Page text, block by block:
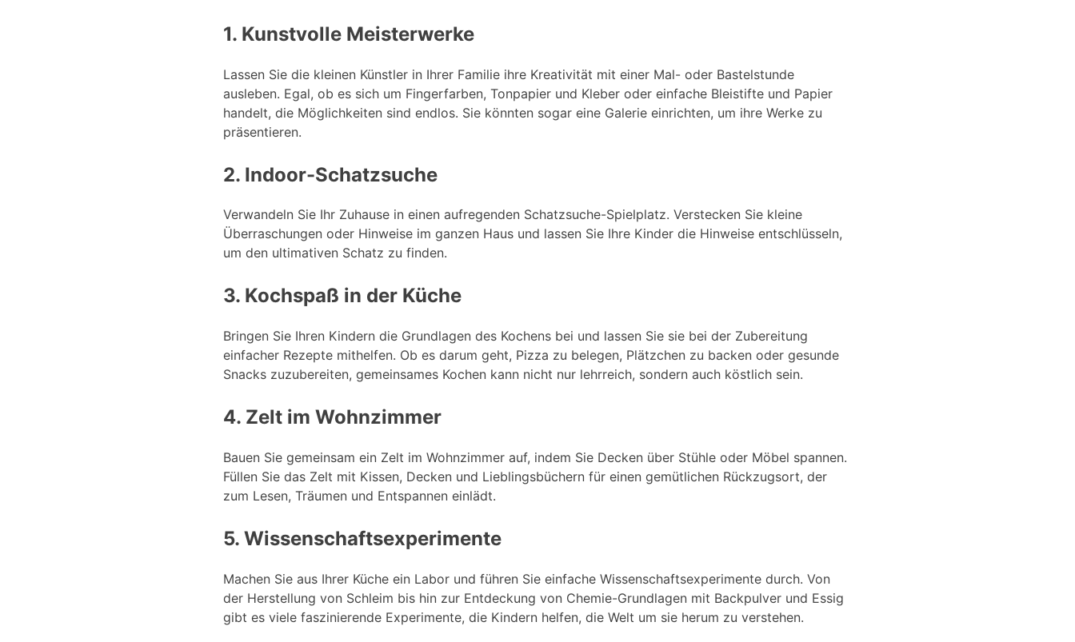
1. Kunstvolle Meisterwerke
Lassen Sie die kleinen Künstler in Ihrer Familie ihre Kreativität mit einer Mal- oder Bastelstunde
ausleben. Egal, ob es sich um Fingerfarben, Tonpapier und Kleber oder einfache Bleistifte und Papier
handelt, die Möglichkeiten sind endlos. Sie könnten sogar eine Galerie einrichten, um ihre Werke zu
präsentieren.
2. Indoor-Schatzsuche
Verwandeln Sie Ihr Zuhause in einen aufregenden Schatzsuche-Spielplatz. Verstecken Sie kleine
Überraschungen oder Hinweise im ganzen Haus und lassen Sie Ihre Kinder die Hinweise entschlüsseln,
um den ultimativen Schatz zu finden.
3. Kochspaß in der Küche
Bringen Sie Ihren Kindern die Grundlagen des Kochens bei und lassen Sie sie bei der Zubereitung
einfacher Rezepte mithelfen. Ob es darum geht, Pizza zu belegen, Plätzchen zu backen oder gesunde
Snacks zuzubereiten, gemeinsames Kochen kann nicht nur lehrreich, sondern auch köstlich sein.
4. Zelt im Wohnzimmer
Bauen Sie gemeinsam ein Zelt im Wohnzimmer auf, indem Sie Decken über Stühle oder Möbel spannen.
Füllen Sie das Zelt mit Kissen, Decken und Lieblingsbüchern für einen gemütlichen Rückzugsort, der
zum Lesen, Träumen und Entspannen einlädt.
5. Wissenschaftsexperimente
Machen Sie aus Ihrer Küche ein Labor und führen Sie einfache Wissenschaftsexperimente durch. Von
der Herstellung von Schleim bis hin zur Entdeckung von Chemie-Grundlagen mit Backpulver und Essig
gibt es viele faszinierende Experimente, die Kindern helfen, die Welt um sie herum zu verstehen.